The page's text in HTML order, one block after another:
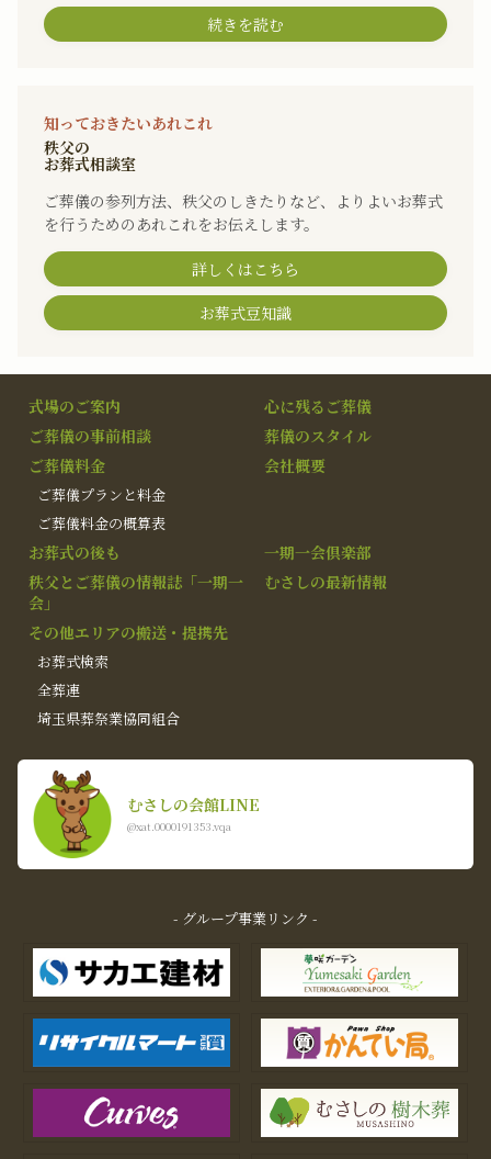
続きを読む
知っておきたいあれこれ
秩父の
お葬式相談室
ご葬儀の参列方法、秩父のしきたりなど、よりよいお葬式
を行うためのあれこれをお伝えします。
詳しくはこちら
お葬式豆知識
式場のご案内
心に残るご葬儀
ご葬儀の事前相談
葬儀のスタイル
ご葬儀料金
ご葬儀プランと料金
ご葬儀料金の概算表
会社概要
お葬式の後も
一期一会倶楽部
秩父とご葬儀の情報誌「一期一
会」
むさしの最新情報
その他エリアの搬送・提携先
お葬式検索
全葬連
埼玉県葬祭業協同組合
むさしの会館LINE
@xat.0000191353.vqa
- グループ事業リンク -